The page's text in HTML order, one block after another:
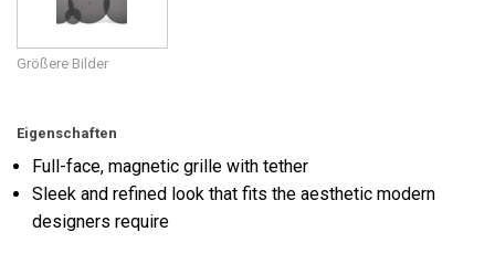
Größere Bilder
Eigenschaften
Full-face, magnetic grille with tether
Sleek and refined look that fits the aesthetic modern
designers require